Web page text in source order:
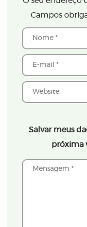
Campos
Salvar meus
próxima